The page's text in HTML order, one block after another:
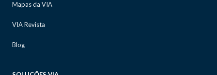
Mapas da VIA
VIA Revista
Blog